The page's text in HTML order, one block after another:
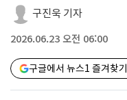
구진욱 기자
2026.06.23 오전 06:00
구글에서 뉴스1 즐겨찾기